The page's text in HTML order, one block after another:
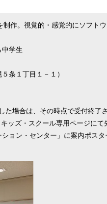
す
作。視覚的・感覚的にソフト
中学生
条１丁目１－１）
た場合は、その時点で受付終了
キッズ・スクール専用ページにて
ョン・センター」に案内ポスタ